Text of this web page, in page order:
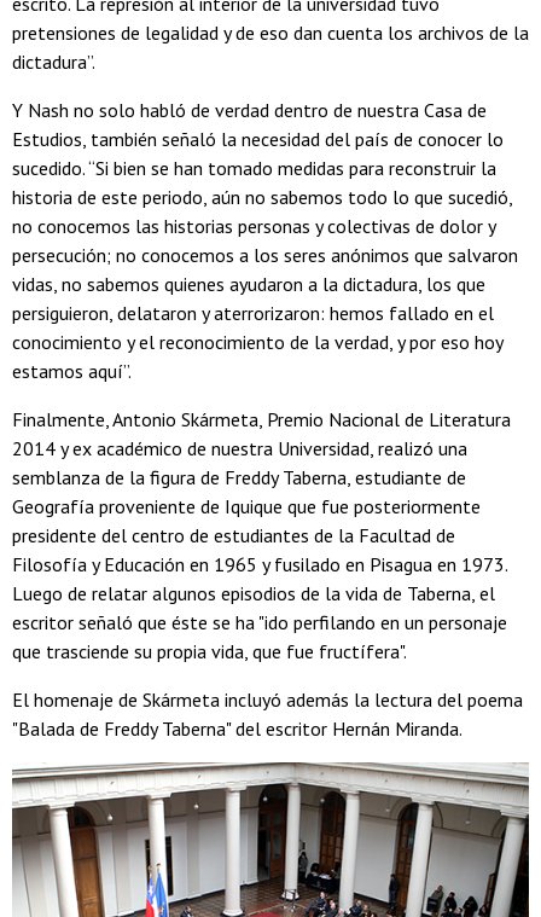
pretensiones de legalidad y de eso dan cuenta los archivos de la
dictadura”.
Y Nash no solo habló de verdad dentro de nuestra Casa de
Estudios, también señaló la necesidad del país de conocer lo
sucedido. “Si bien se han tomado medidas para reconstruir la
historia de este periodo, aún no sabemos todo lo que sucedió,
no conocemos las historias personas y colectivas de dolor y
persecución; no conocemos a los seres anónimos que salvaron
vidas, no sabemos quienes ayudaron a la dictadura, los que
persiguieron, delataron y aterrorizaron: hemos fallado en el
conocimiento y el reconocimiento de la verdad, y por eso hoy
estamos aquí”.
Finalmente, Antonio Skármeta, Premio Nacional de Literatura
2014 y ex académico de nuestra Universidad, realizó una
semblanza de la figura de Freddy Taberna, estudiante de
Geografía proveniente de Iquique que fue posteriormente
presidente del centro de estudiantes de la Facultad de
Filosofía y Educación en 1965 y fusilado en Pisagua en 1973.
Luego de relatar algunos episodios de la vida de Taberna, el
escritor señaló que éste se ha "ido perfilando en un personaje
que trasciende su propia vida, que fue fructífera".
El homenaje de Skármeta incluyó además la lectura del poema
"Balada de Freddy Taberna" del escritor Hernán Miranda.